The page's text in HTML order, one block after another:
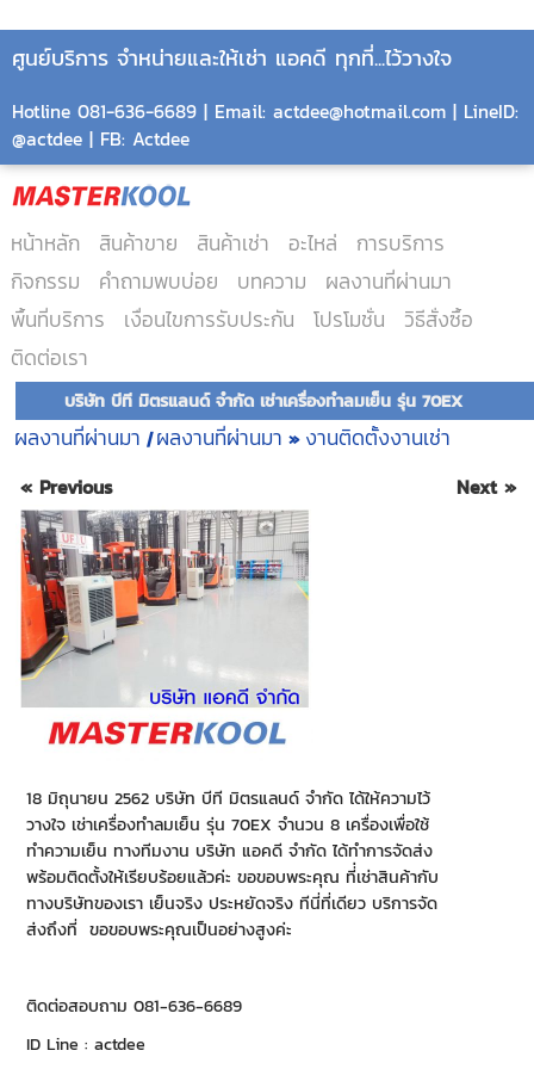
ศูนย์บริการ จำหน่ายและให้เช่า แอคดี ทุกที่...ไว้วางใจ
Hotline 081-636-6689 | Email: actdee@hotmail.com | LineID:
@actdee | FB: Actdee
หน้าหลัก สินค้าขาย สินค้าเช่า อะไหล่
การบริการ
กิจกรรม
คำถามพบบ่อย บทความ
ผลงานที่ผ่านมา
พื้นที่บริการ
เงื่อนไขการรับประกัน โปรโมชั่น
วิธีสั่งซื้อ
ติดต่อเรา
บริษัท บีที มิตรแลนด์ จำกัด เช่าเครื่องทำลมเย็น รุ่น 70EX
ผลงานที่ผ่านมา | ผลงานที่ผ่านมา » งานติดตั้งงานเช่า
« Previous Next »
18 มิถุนายน 2562 บริษัท บีที มิตรแลนด์ จำกัด ได้ให้ความไว้
วางใจ เช่าเครื่องทำลมเย็น รุ่น 70EX จำนวน 8 เครื่องเพื่อใช้
ทำความเย็น ทางทีมงาน บริษัท แอคดี จำกัด ได้ทำการจัดส่ง
พร้อมติดตั้งให้เรียบร้อยแล้วค่ะ ขอขอบพระคุณ ที่่เช่าสินค้ากับ
ทางบริษัทของเรา เย็นจริง ประหยัดจริง ทีนี่ที่เดียว บริการจัด
ส่งถึงที่ ขอขอบพระคุณเป็นอย่างสูงค่ะ
ติดต่อสอบถาม 081-636-6689
ID Line : actdee